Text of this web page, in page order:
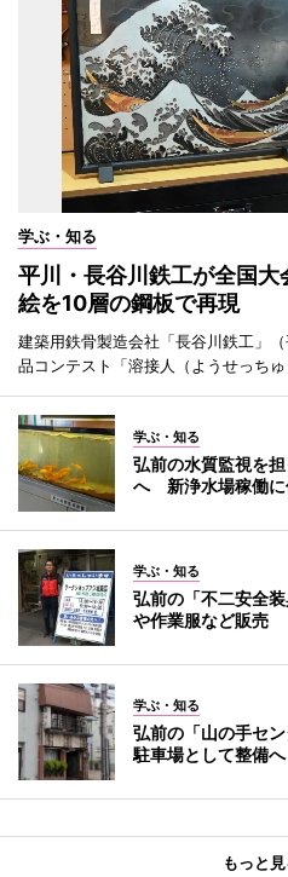
学ぶ・知る
平川・長谷川鉄工が全国
絵を10層の鋼板で再現
建築用鉄骨製造会社「長谷川鉄工」
品コンテスト「溶接人（ようせっちゅ
学ぶ・知る
弘前の水質監視を
へ 新浄水場稼働に
学ぶ・知る
弘前の「不二安全
や作業服など販売
学ぶ・知る
弘前の「山の手セ
駐車場として整備へ
もっと